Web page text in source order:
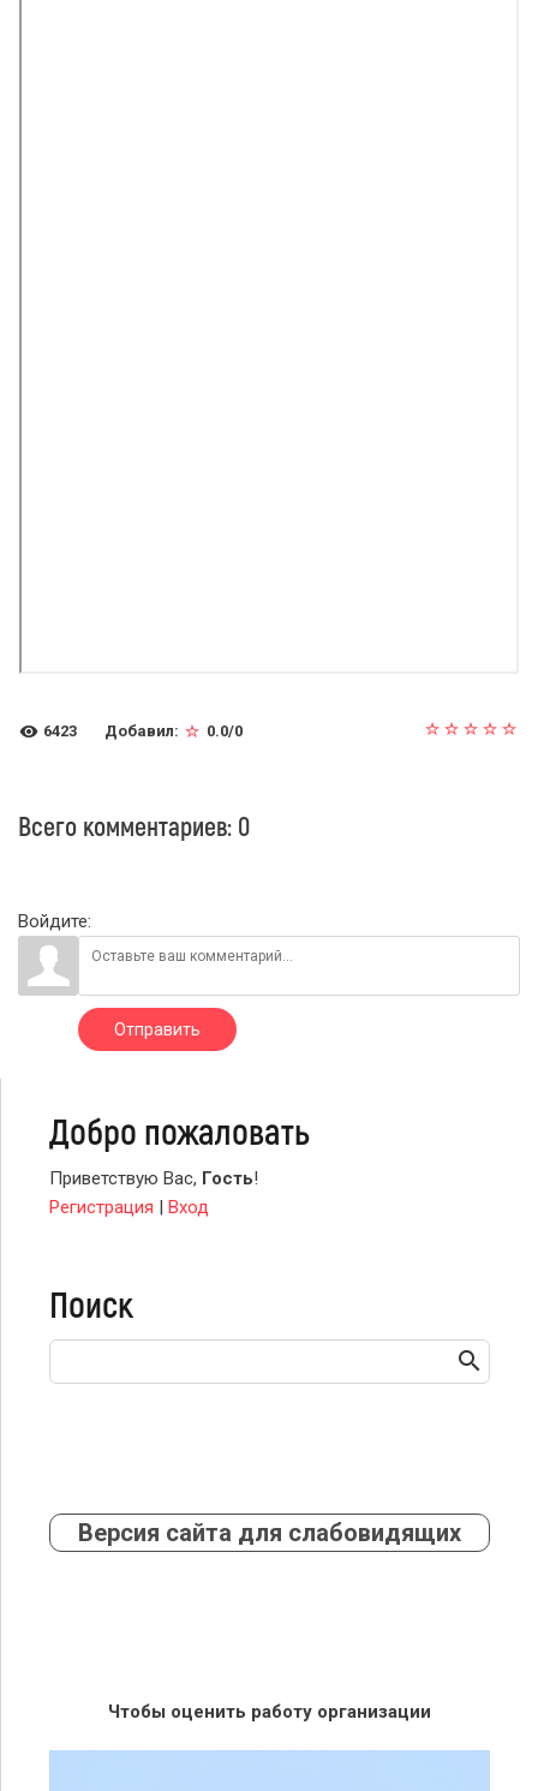
6423 Добавил: 0.0/0
Всего комментариев: 0
Войдите:
Отправить
Добро пожаловать
Приветствую Вас, Гость!
Регистрация | Вход
Поиск
Версия сайта для слабовидящих
Чтобы оценить работу организации